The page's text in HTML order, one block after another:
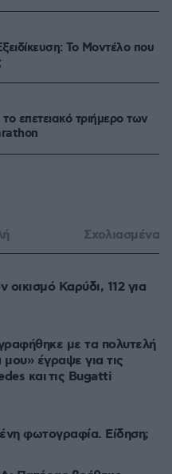
Το Mοντέλο που
επετειακό τριήμερο των
κατάντησαν χειρότερα
Μπλε ΠΑΣΟΚ
Δεξιά